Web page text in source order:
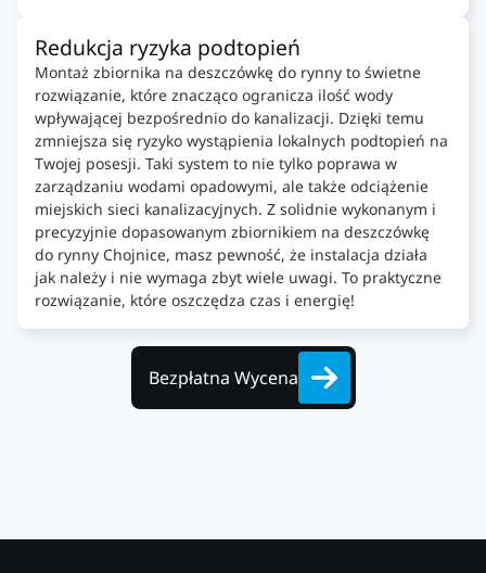
Redukcja ryzyka podtopień
Montaż zbiornika na deszczówkę do rynny to świetne
rozwiązanie, które znacząco ogranicza ilość wody
wpływającej bezpośrednio do kanalizacji. Dzięki temu
zmniejsza się ryzyko wystąpienia lokalnych podtopień na
Twojej posesji. Taki system to nie tylko poprawa w
zarządzaniu wodami opadowymi, ale także odciążenie
miejskich sieci kanalizacyjnych. Z solidnie wykonanym i
precyzyjnie dopasowanym zbiornikiem na deszczówkę
do rynny Chojnice, masz pewność, że instalacja działa
jak należy i nie wymaga zbyt wiele uwagi. To praktyczne
rozwiązanie, które oszczędza czas i energię!
Bezpłatna Wycena